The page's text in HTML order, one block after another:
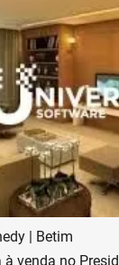
| Betim
à venda no